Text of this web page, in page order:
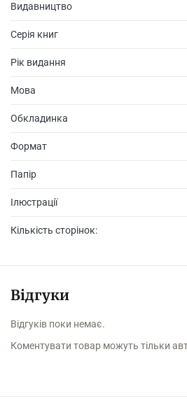
Видавництво
Серія книг
Рік видання
Мова
Обкладинка
Формат
Папір
Ілюстрації
Кількість сторінок:
Відгуки
Відгуків поки немає.
Коментувати товар можуть тільки